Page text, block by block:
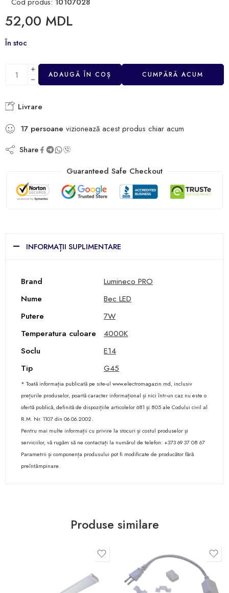
52,00 MDL
În stoc
ADAUGĂ ÎN COȘ CUMPĂRĂ ACUM
Livrare
17 persoane vizionează acest produs chiar acum
Share
Guaranteed Safe Checkout
INFORMAȚII SUPLIMENTARE
Brand
Lumineco PRO
Nume
Bec LED
Putere
7W
Temperatura culoare
4000K
Soclu
E14
Tip
G45
* Toată informația publicată pe site-ul www.electromagazin.md, inclusiv
prețurile produselor, poartă caracter informațional și nici într-un caz nu este o
ofertă publică, definită de dispozițiile articolelor 681 și 805 ale Codului civil al
R.M. Nr. 1107 din 06.06.2002.
Pentru mai multe informații cu privire la stocuri și costul produselor și
serviciilor, vă rugăm să ne contactați la numărul de telefon: +373 69 37 08 67
Parametrii și componența produsului pot fi modificate de producător fără
preîntâmpinare.
Produse similare